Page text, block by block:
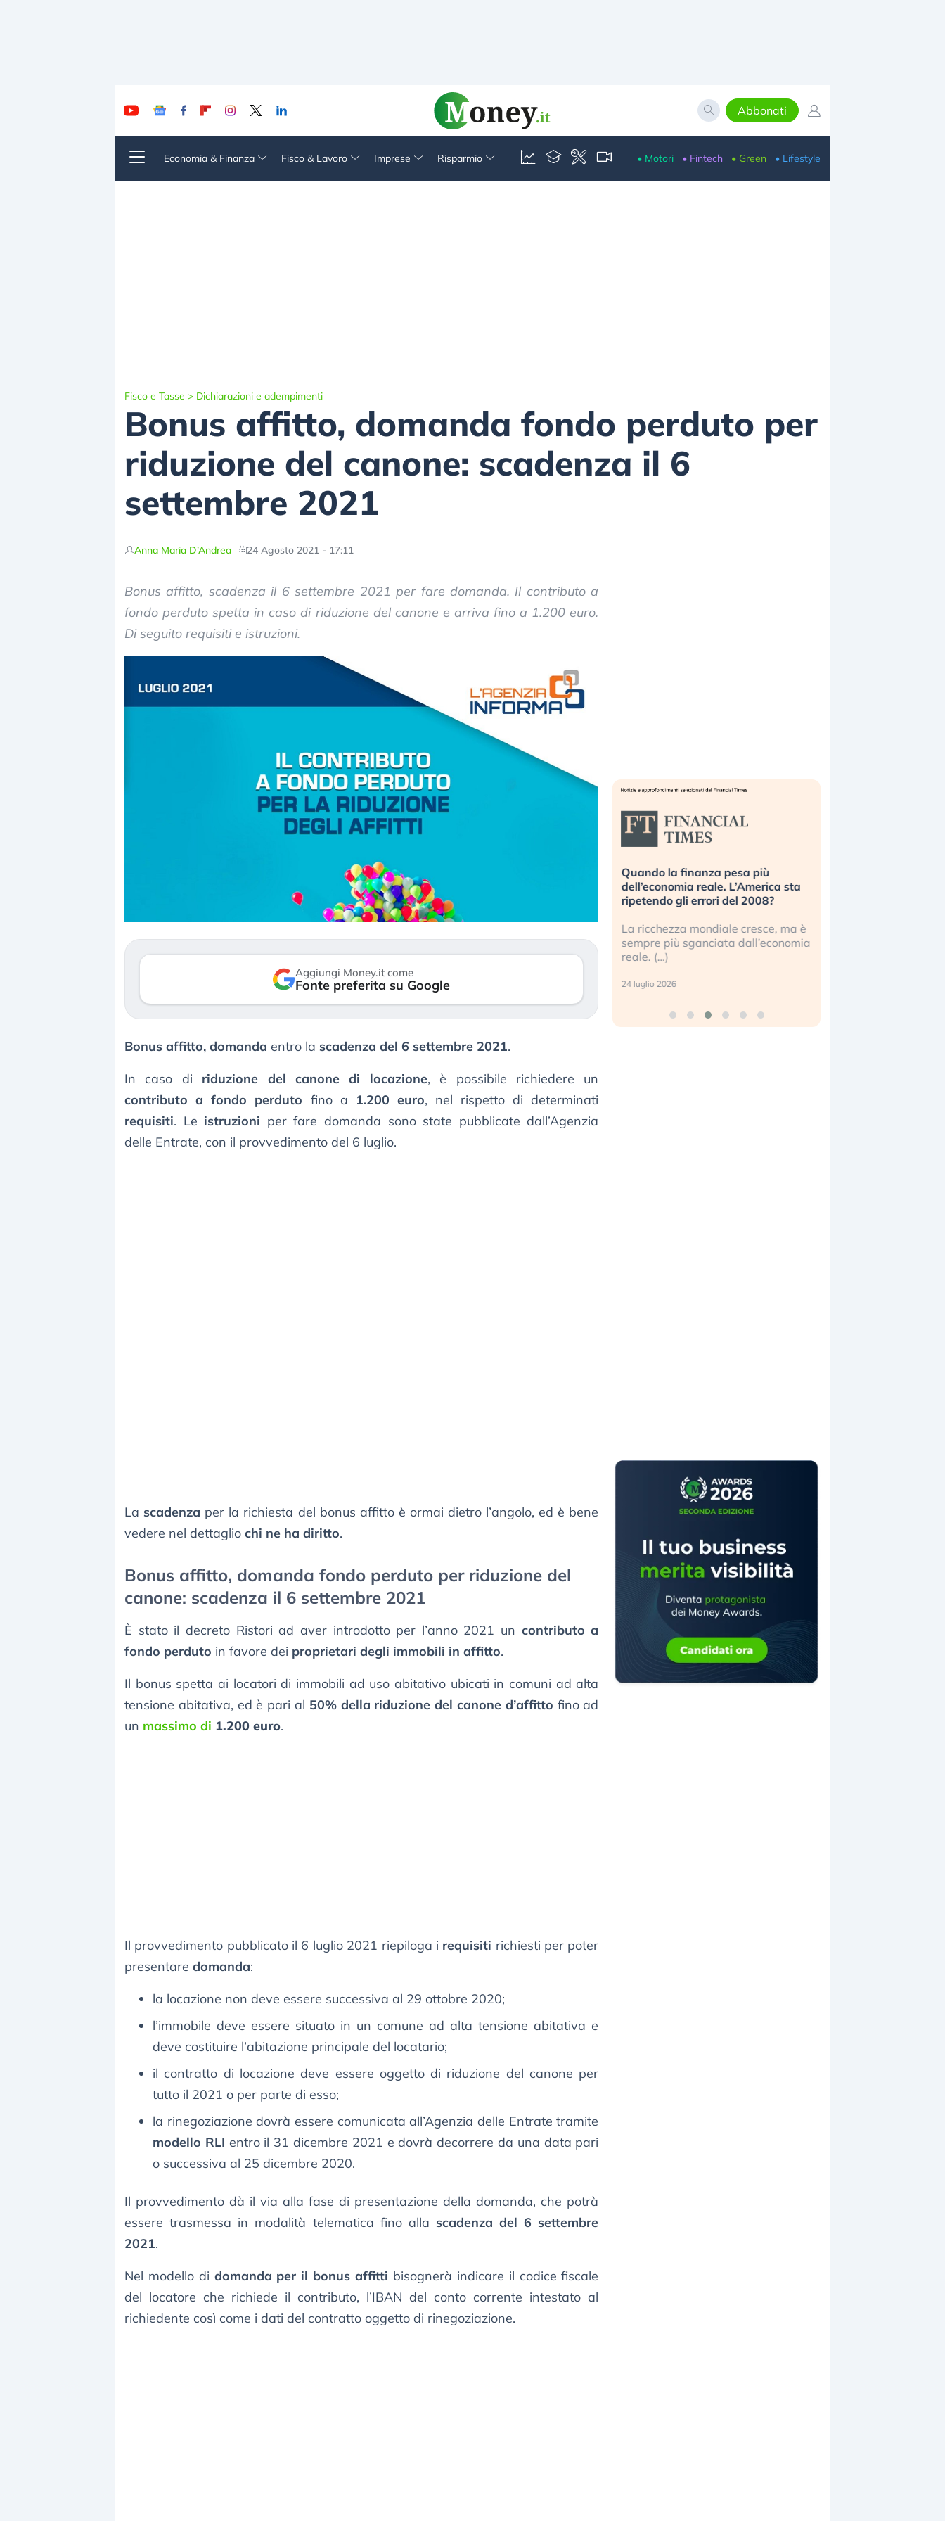
Abbonati
Economia & Finanza Fisco & Lavoro Imprese Risparmio • Motori • Fintech • Green • Lifestyle
Fisco e Tasse > Dichiarazioni e adempimenti
Bonus affitto, domanda fondo perduto per
riduzione del canone: scadenza il 6
settembre 2021
Anna Maria D’Andrea 24 Agosto 2021 - 17:11
Bonus affitto, scadenza il 6 settembre 2021 per fare domanda. Il contributo a
fondo perduto spetta in caso di riduzione del canone e arriva fino a 1.200 euro.
Di seguito requisiti e istruzioni.
Aggiungi Money.it come
Fonte preferita su Google
Bonus affitto, domanda entro la scadenza del 6 settembre 2021.
In caso di riduzione del canone di locazione, è possibile richiedere un
contributo a fondo perduto fino a 1.200 euro, nel rispetto di determinati
requisiti. Le istruzioni per fare domanda sono state pubblicate dall’Agenzia
delle Entrate, con il provvedimento del 6 luglio.
La scadenza per la richiesta del bonus affitto è ormai dietro l’angolo, ed è bene
vedere nel dettaglio chi ne ha diritto.
Bonus affitto, domanda fondo perduto per riduzione del
canone: scadenza il 6 settembre 2021
È stato il decreto Ristori ad aver introdotto per l’anno 2021 un contributo a
fondo perduto in favore dei proprietari degli immobili in affitto.
Il bonus spetta ai locatori di immobili ad uso abitativo ubicati in comuni ad alta
tensione abitativa, ed è pari al 50% della riduzione del canone d’affitto fino ad
un massimo di 1.200 euro.
Il provvedimento pubblicato il 6 luglio 2021 riepiloga i requisiti richiesti per poter
presentare domanda:
la locazione non deve essere successiva al 29 ottobre 2020;
l’immobile deve essere situato in un comune ad alta tensione abitativa e
deve costituire l’abitazione principale del locatario;
il contratto di locazione deve essere oggetto di riduzione del canone per
tutto il 2021 o per parte di esso;
la rinegoziazione dovrà essere comunicata all’Agenzia delle Entrate tramite
modello RLI entro il 31 dicembre 2021 e dovrà decorrere da una data pari
o successiva al 25 dicembre 2020.
Il provvedimento dà il via alla fase di presentazione della domanda, che potrà
essere trasmessa in modalità telematica fino alla scadenza del 6 settembre
2021.
Nel modello di domanda per il bonus affitti bisognerà indicare il codice fiscale
del locatore che richiede il contributo, l’IBAN del conto corrente intestato al
richiedente così come i dati del contratto oggetto di rinegoziazione.
Dalle valutazioni estreme alla
correzione. Cosa sta guidando il
repricing degli asset?
mostrando segni di stanchezza
verso le (…)
in preda al panico dopo lo scoppio
della bolla AI
Kospi, mentre gli investitori retail (…)
30 luglio 2026
Quando la finanza pesa più
dell’economia reale. L’America sta
ripetendo gli errori del 2008?
La ricchezza mondiale cresce, ma è
sempre più sganciata dall’economia
reale. (…)
24 luglio 2026